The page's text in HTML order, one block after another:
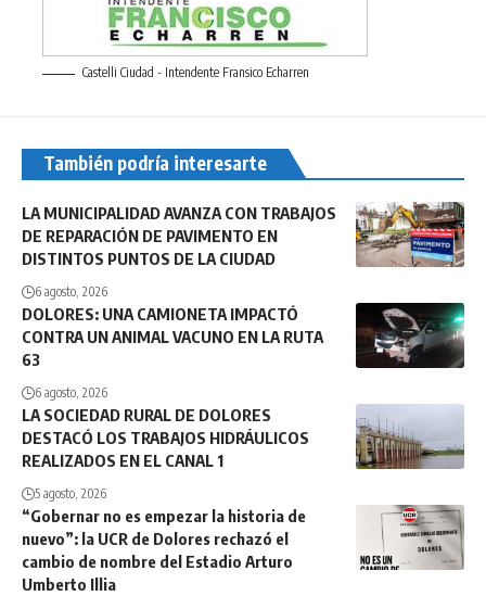
Castelli Ciudad - Intendente Fransico Echarren
También podría interesarte
LA MUNICIPALIDAD AVANZA CON TRABAJOS
DE REPARACIÓN DE PAVIMENTO EN
DISTINTOS PUNTOS DE LA CIUDAD
6 agosto, 2026
DOLORES: UNA CAMIONETA IMPACTÓ
CONTRA UN ANIMAL VACUNO EN LA RUTA
63
6 agosto, 2026
LA SOCIEDAD RURAL DE DOLORES
DESTACÓ LOS TRABAJOS HIDRÁULICOS
REALIZADOS EN EL CANAL 1
5 agosto, 2026
“Gobernar no es empezar la historia de
nuevo”: la UCR de Dolores rechazó el
cambio de nombre del Estadio Arturo
Umberto Illia